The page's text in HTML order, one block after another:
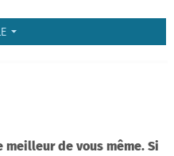
arrow_drop_down
meilleur de vous même. Si